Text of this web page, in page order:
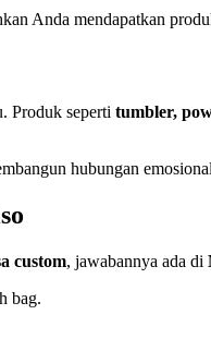
Anda mendapatkan
Produk seperti tumbler,
hubungan
custom, jawabannya ada di
bag.